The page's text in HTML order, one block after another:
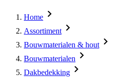
Home
Assortiment
Bouwmaterialen & hout
Bouwmaterialen
Dakbedekking